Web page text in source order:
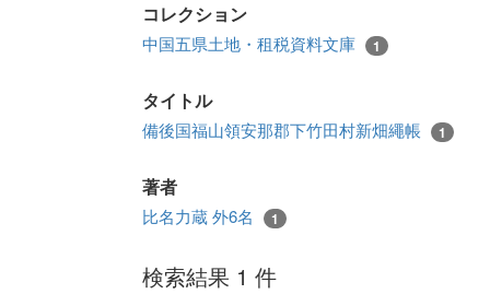
コレクション
中国五県土地・租税資料文庫 1
タイトル
備後国福山領安那郡下竹田村新畑繩帳 1
著者
比名力蔵 外6名 1
検索結果 1 件